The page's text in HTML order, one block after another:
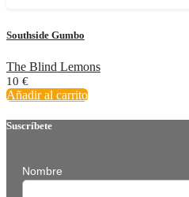
Southside Gumbo
The Blind Lemons
10 €
Añadir al carrito
Suscríbete
Nombre